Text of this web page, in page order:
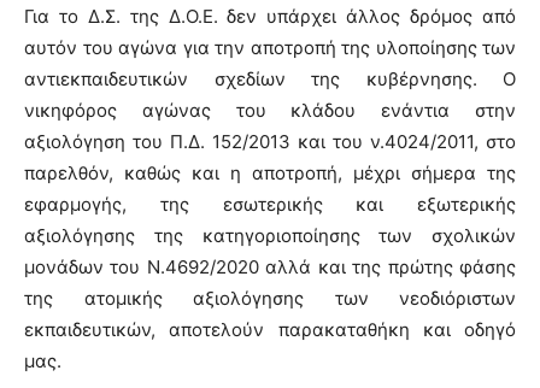
Για το Δ.Σ. της Δ.Ο.Ε. δεν υπάρχει άλλος δρόμος από
αυτόν του αγώνα για την αποτροπή της υλοποίησης των
αντιεκπαιδευτικών σχεδίων της κυβέρνησης. Ο
νικηφόρος αγώνας του κλάδου ενάντια στην
αξιολόγηση του Π.Δ. 152/2013 και του ν.4024/2011, στο
παρελθόν, καθώς και η αποτροπή, μέχρι σήμερα της
εφαρμογής, της εσωτερικής και εξωτερικής
αξιολόγησης της κατηγοριοποίησης των σχολικών
μονάδων του Ν.4692/2020 αλλά και της πρώτης φάσης
της ατομικής αξιολόγησης των νεοδιόριστων
εκπαιδευτικών, αποτελούν παρακαταθήκη και οδηγό
μας.